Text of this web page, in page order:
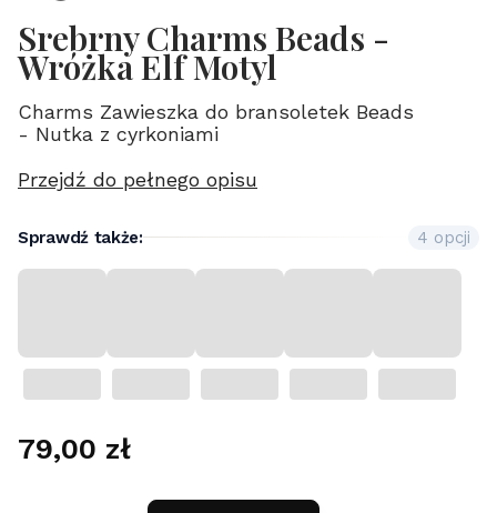
Srebrny Charms Beads -
Wróżka Elf Motyl
Charms Zawieszka do bransoletek Beads
- Nutka z cyrkoniami
Przejdź do pełnego opisu
Sprawdź także: 4 opcji
Cena
79,00 zł